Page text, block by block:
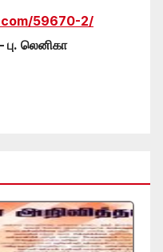
59670-2/
பு. லெனிகா